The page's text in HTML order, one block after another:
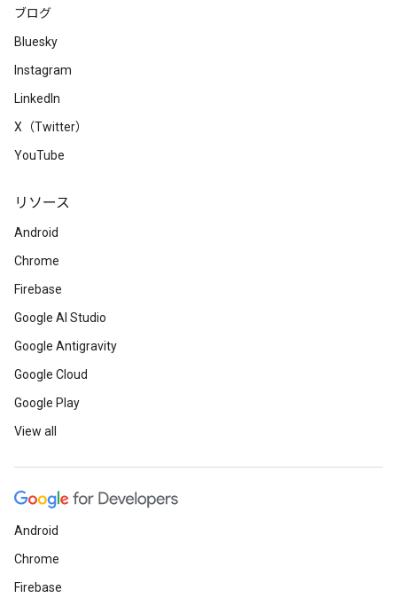
ブログ
Bluesky
Instagram
LinkedIn
X（Twitter）
YouTube
リソース
Android
Chrome
Firebase
Google AI Studio
Google Antigravity
Google Cloud
Google Play
View all
Android
Chrome
Firebase